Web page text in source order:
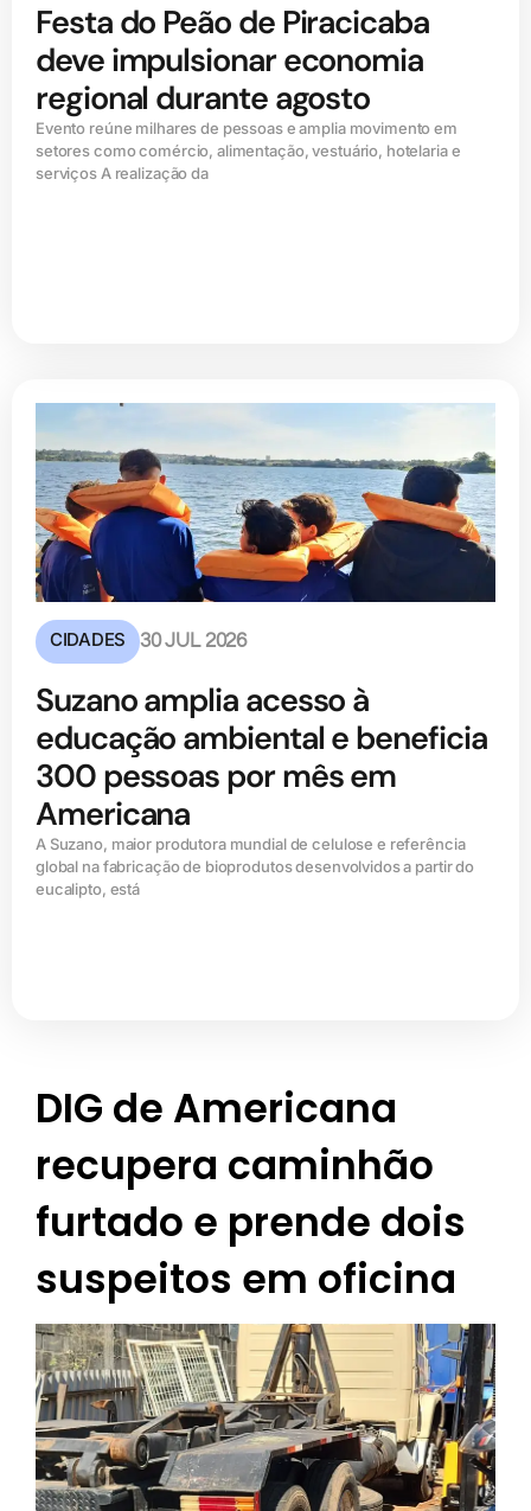
Festa do Peão de Piracicaba
deve impulsionar economia
regional durante agosto
Evento reúne milhares de pessoas e amplia movimento em
setores como comércio, alimentação, vestuário, hotelaria e
serviços A realização da
CIDADES 30 JUL 2026
Suzano amplia acesso à
educação ambiental e beneficia
300 pessoas por mês em
Americana
A Suzano, maior produtora mundial de celulose e referência
global na fabricação de bioprodutos desenvolvidos a partir do
eucalipto, está
DIG de Americana
recupera caminhão
furtado e prende dois
suspeitos em oficina